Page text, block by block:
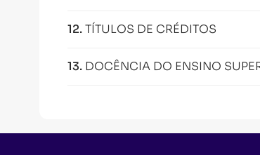
12.TÍTULOS DE CRÉDITOS
13. DOCÊNCIA DO ENSINO